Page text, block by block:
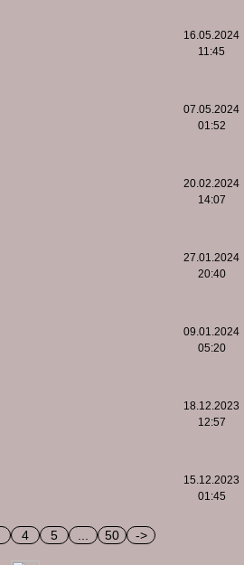
16.05.2024
11:45
07.05.2024
01:52
20.02.2024
14:07
27.01.2024
20:40
09.01.2024
05:20
18.12.2023
12:57
15.12.2023
01:45
4 5 50 ->